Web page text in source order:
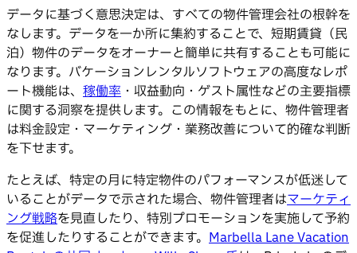
データに基づく意思決定は、すべての物件管理会社の根幹を
なします。データを一か所に集約することで、短期賃貸（民
泊）物件のデータをオーナーと簡単に共有することも可能に
なります。バケーションレンタルソフトウェアの高度なレポ
ート機能は、 稼働率 ・収益動向・ゲスト属性などの主要指標
に関する洞察を提供します。この情報をもとに、物件管理者
は料金設定・マーケティング・業務改善について的確な判断
を下せます。
たとえば、特定の月に特定物件のパフォーマンスが低迷して
いることがデータで示された場合、物件管理者はマーケティ
ング戦略を見直したり、特別プロモーションを実施して予約
を促進したりすることができます。 Marbella Lane Vacation